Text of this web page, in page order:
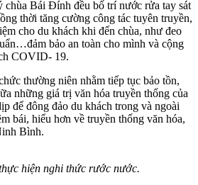
chùa Bái Đính đều bố trí nước rửa tay sát
thời tăng cường công tác tuyên truyền,
cho du khách khi đến chùa, như đeo
bảo an toàn cho mình và cộng
COVID- 19.
thường niên nhằm tiếp tục bảo tồn,
những giá trị văn hóa truyền thống của
để đông đảo du khách trong và ngoài
bái, hiểu hơn về truyền thống văn hóa,
Bình.
hiện nghi thức rước nước.